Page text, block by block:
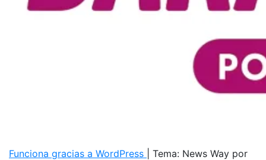
Funciona gracias a WordPress
Tema: News Way por